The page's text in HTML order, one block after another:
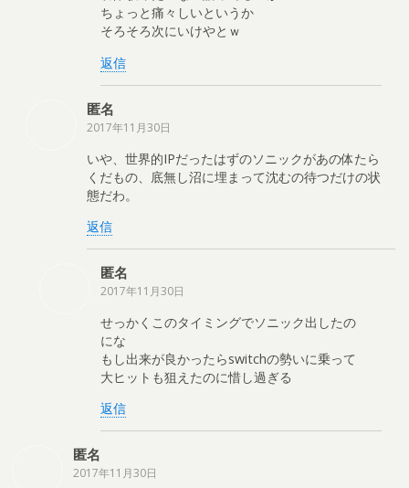
ちょっと痛々しいというか
そろそろ次にいけやとｗ
返信
匿名
2017年11月30日
いや、世界的IPだったはずのソニックがあの体たら
くだもの、底無し沼に埋まって沈むの待つだけの状
態だわ。
返信
匿名
2017年11月30日
せっかくこのタイミングでソニック出したの
にな
もし出来が良かったらswitchの勢いに乗って
大ヒットも狙えたのに惜し過ぎる
返信
匿名
2017年11月30日